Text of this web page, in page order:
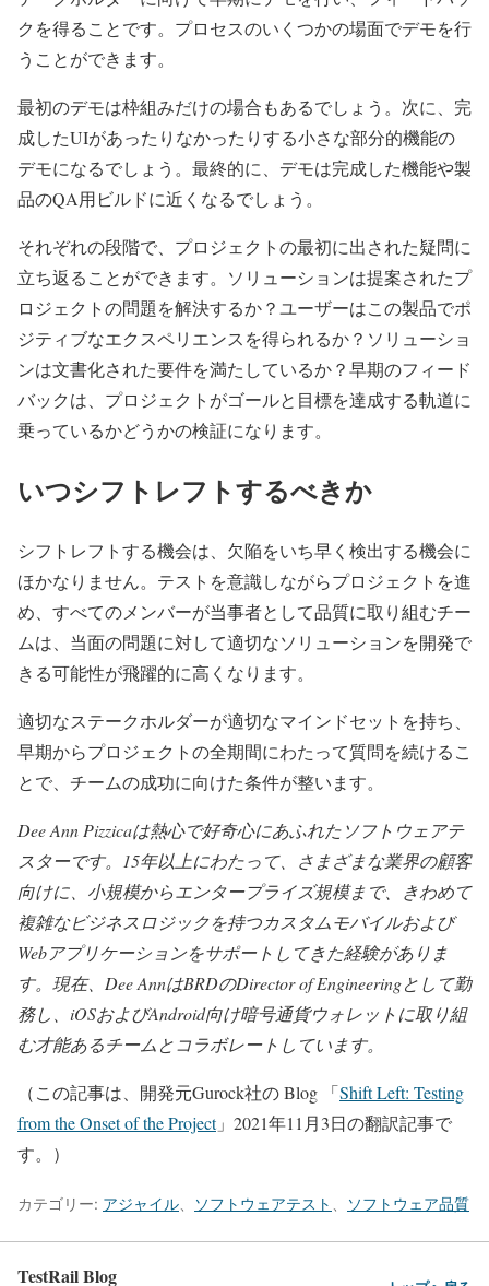
クを得ることです。プロセスのいくつかの場面でデモを行
うことができます。
最初のデモは枠組みだけの場合もあるでしょう。次に、完
成したUIがあったりなかったりする小さな部分的機能の
デモになるでしょう。最終的に、デモは完成した機能や製
品のQA用ビルドに近くなるでしょう。
それぞれの段階で、プロジェクトの最初に出された疑問に
立ち返ることができます。ソリューションは提案されたプ
ロジェクトの問題を解決するか？ユーザーはこの製品でポ
ジティブなエクスペリエンスを得られるか？ソリューショ
ンは文書化された要件を満たしているか？早期のフィード
バックは、プロジェクトがゴールと目標を達成する軌道に
乗っているかどうかの検証になります。
いつシフトレフトするべきか
シフトレフトする機会は、欠陥をいち早く検出する機会に
ほかなりません。テストを意識しながらプロジェクトを進
め、すべてのメンバーが当事者として品質に取り組むチー
ムは、当面の問題に対して適切なソリューションを開発で
きる可能性が飛躍的に高くなります。
適切なステークホルダーが適切なマインドセットを持ち、
早期からプロジェクトの全期間にわたって質問を続けるこ
とで、チームの成功に向けた条件が整います。
Dee Ann Pizzicaは熱心で好奇心にあふれたソフトウェアテ
スターです。15年以上にわたって、さまざまな業界の顧客
向けに、小規模からエンタープライズ規模まで、きわめて
複雑なビジネスロジックを持つカスタムモバイルおよび
Webアプリケーションをサポートしてきた経験がありま
す。現在、Dee AnnはBRDのDirector of Engineeringとして勤
務し、iOSおよびAndroid向け暗号通貨ウォレットに取り組
む才能あるチームとコラボレートしています。
（この記事は、開発元Gurock社の Blog 「Shift Left: Testing
from the Onset of the Project」2021年11月3日の翻訳記事で
す。）
カテゴリー: アジャイル ソフトウェアテスト ソフトウェア品質
TestRail Blog